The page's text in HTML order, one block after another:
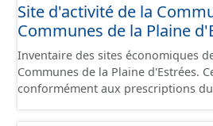
Site d'activité de la
Communes de la Plaine
Inventaire des sites économiques
Communes de la Plaine d'Estrées.
conformément aux prescriptions du